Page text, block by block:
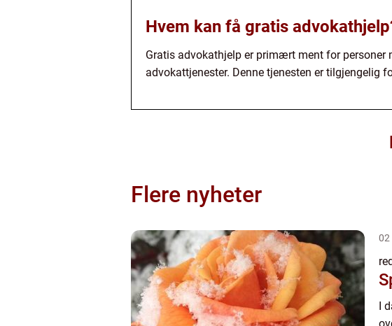
Hvem kan få gratis
Gratis advokathjelp er primært ment for
advokattjenester. Denne tjenesten er tilgjengelig
Flere nyheter
02
I